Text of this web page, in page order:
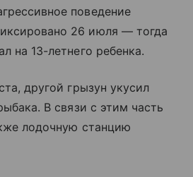
поведение
26 июля — тогда
на 13-летнего ребенка.
другой грызун укусил
В связи с этим часть
лодочную станцию